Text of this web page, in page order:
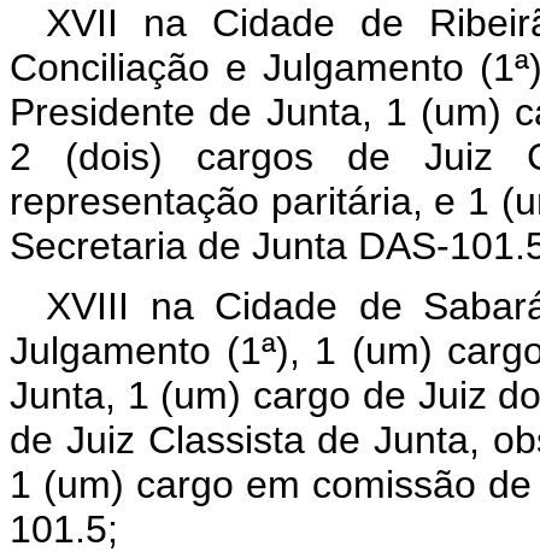
XVII na Cidade de
Conciliação e Julgamento
Presidente de Junta, 1 (um)
2 (dois) cargos de Juiz
representação paritária, e 1
Secretaria de Junta DAS-
XVIII na Cidade de
Julgamento (1ª), 1 (um)
Junta, 1 (um) cargo de Juiz
de Juiz Classista de Junta,
1 (um) cargo em comissão
101.5;